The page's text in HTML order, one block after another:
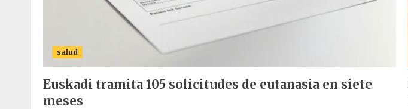
salud
Euskadi tramita 105 solicitudes de eutanasia en siete
meses